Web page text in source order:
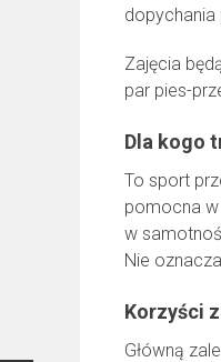
dopychania
Zajęcia
par pies-
Dla kogo
To sport
pomocna w
w
Nie
Korzyści
Główną